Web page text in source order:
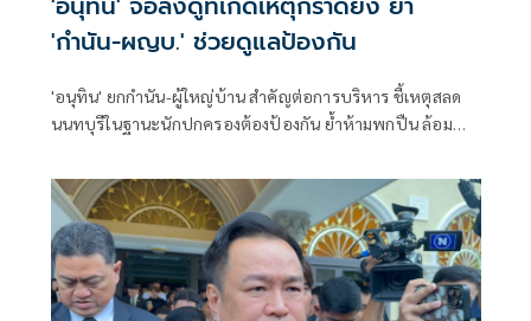
'กำนัน-ผญบ.' ช่วยดูแลป้องกัน
'อนุทิน' ยกกำนัน-ผู้ใหญ่บ้าน สำคัญต่อการบริหาร ชี้เหตุสลด
นนทบุรีในฐานะนักปกครองต้องป้องกัน ย้ำห้ามพกปืน ล้อม
ที่เกิดเหตุ